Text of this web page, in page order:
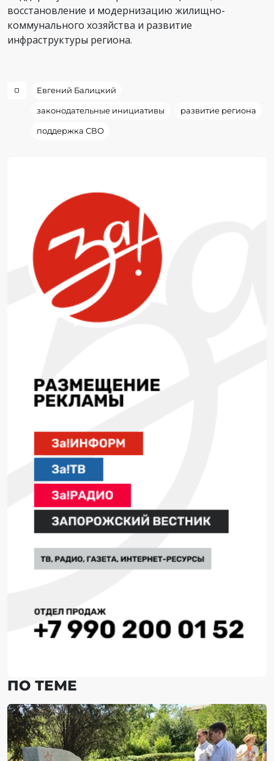
восстановление и модернизацию жилищно-
коммунального хозяйства и развитие
инфраструктуры региона.
Евгений Балицкий
законодательные инициативы развитие региона
поддержка СВО
ПО ТЕМЕ